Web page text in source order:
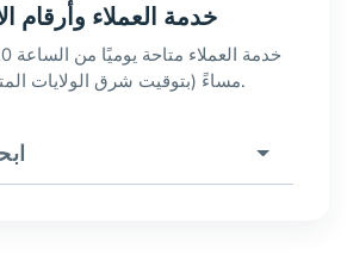
خدمة العملاء وأرقام
مساءً (بتوقيت شرق الولايات المتحدة) هاتفياً.